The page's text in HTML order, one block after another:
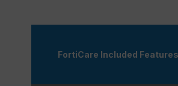
FortiCare Included Features